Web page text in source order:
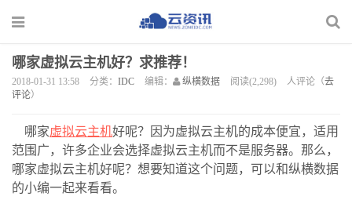
哪家虚拟云主机好？求推荐！
2018-01-31 13:58 分类： IDC 编辑： 纵横数据 阅读(2,298) 人评论（去
评论）
哪家虚拟云主机好呢？因为虚拟云主机的成本便宜，适用
范围广，许多企业会选择虚拟云主机而不是服务器。那么，
哪家虚拟云主机好呢？想要知道这个问题，可以和纵横数据
的小编一起来看看。